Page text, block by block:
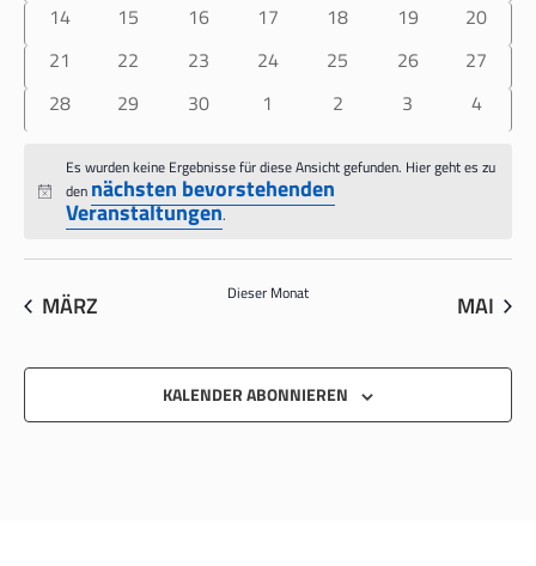
0 Veranstaltungen
14 0 Veranstaltungen
15 0 Veranstaltungen
16 0 Veranstaltungen
17 0 Veranstaltungen
18 0
19 0
20
0 Veranstaltungen
21 0 Veranstaltungen
22 0 Veranstaltungen
23 0 Veranstaltungen
24 0 Veranstaltungen
25 0
26 0
27
0 Veranstaltungen
28 0 Veranstaltungen
29 0 Veranstaltungen
30 0 Veranstaltungen
1 0 Veranstaltungen
2 0
3 0
4
Hinweis
Es wurden keine Ergebnisse für diese Ansicht gefunden. Hier geht es zu
den nächsten bevorstehenden
Veranstaltungen.
MÄRZ Dieser Monat MAI
KALENDER ABONNIEREN